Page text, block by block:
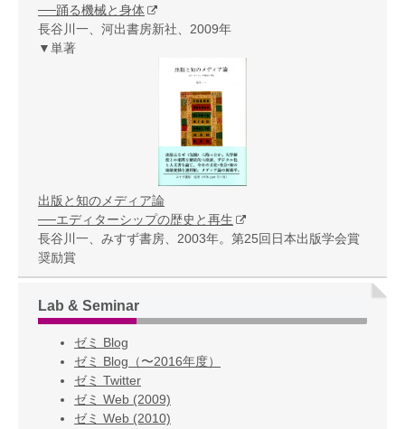
──踊る機械と身体
長谷川一、河出書房新社、2009年
▼単著
出版と知のメディア論
──エディターシップの歴史と再生
長谷川一、みすず書房、2003年。第25回日本出版学会賞
奨励賞
Lab & Seminar
ゼミ Blog
ゼミ Blog（〜2016年度）
ゼミ Twitter
ゼミ Web (2009)
ゼミ Web (2010)